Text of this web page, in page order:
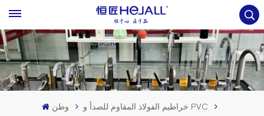
وطن
خراطيم الفولاذ المقاوم للصدأ و PVC